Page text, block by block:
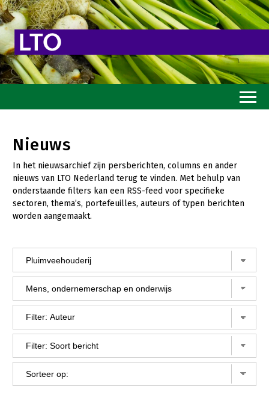
Toekomstvisie
Goed eten
Mooi groen
Sterk ondernemerschap
Gezonde planten
Gezonde dieren
Natuur, klimaat en energie
Bodem en water
Platteland en omgeving
Nieuws
In het nieuwsarchief zijn persberichten, columns en ander
nieuws van LTO Nederland terug te vinden. Met behulp van
onderstaande filters kan een RSS-feed voor specifieke
sectoren, thema’s, portefeuilles, auteurs of typen berichten
worden aangemaakt.